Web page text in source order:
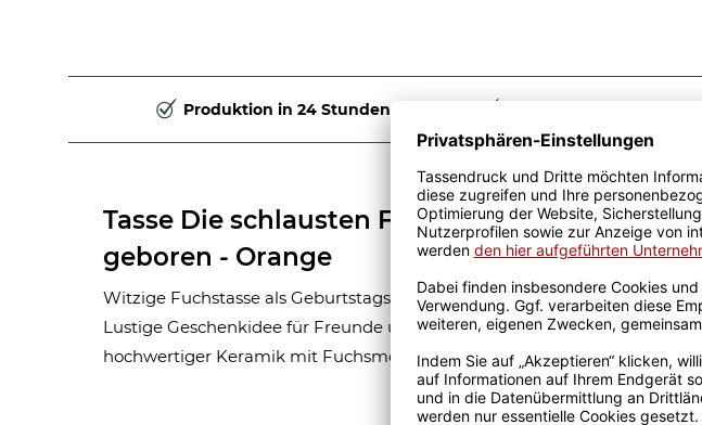
Produktion in 24 Stunden
Tasse Die schlausten Füchse werden im Mai
geboren - Orange
Witzige Fuchstasse als Geburtstagsgeschenk für alle schlauen Füchse.
Lustige Geschenkidee für Freunde und Familie zum Geburtstag. Tasse aus
hochwertiger Keramik mit Fuchsmotiv und Monatsangabe.